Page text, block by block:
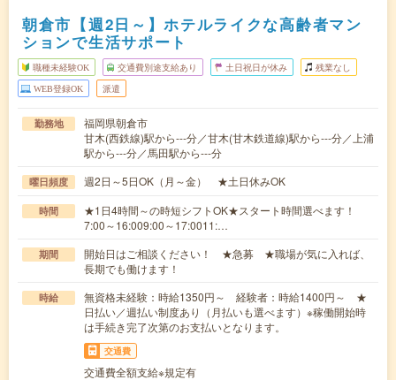
朝倉市【週2日～】ホテルライクな高齢者マン
ションで生活サポート
職種未経験OK 交通費別途支給あり 土日祝日が休み 残業なし
WEB登録OK 派遣
勤務地
福岡県朝倉市
甘木(西鉄線)駅から---分／甘木(甘木鉄道線)駅から---分／上浦
駅から---分／馬田駅から---分
曜日頻度 週2日～5日OK（月～金） ★土日休みOK
時間
★1日4時間～の時短シフトOK★スタート時間選べます！
7:00～16:009:00～17:0011:…
期間
開始日はご相談ください！ ★急募 ★職場が気に入れば、
長期でも働けます！
時給
無資格未経験：時給1350円～ 経験者：時給1400円～ ★
日払い／週払い制度あり（月払いも選べます）※稼働開始時
は手続き完了次第のお支払いとなります。
交通費
交通費全額支給※規定有